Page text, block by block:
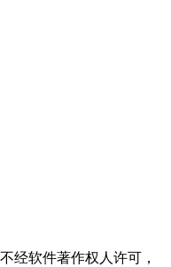
经软件著作权人许可，